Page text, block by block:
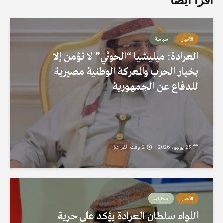
الأخبار سياسة
العرادة: ميليشيا “الحوثي” لا تؤمن إلا
بخيار الحرب والمعركة الوطنية مصيرية
للدفاع عن الجمهورية
25 يوليو، 2026 2 وقت القراءة
الأخبار محليات
اللواء سلطان العرادة يؤكد على حرية